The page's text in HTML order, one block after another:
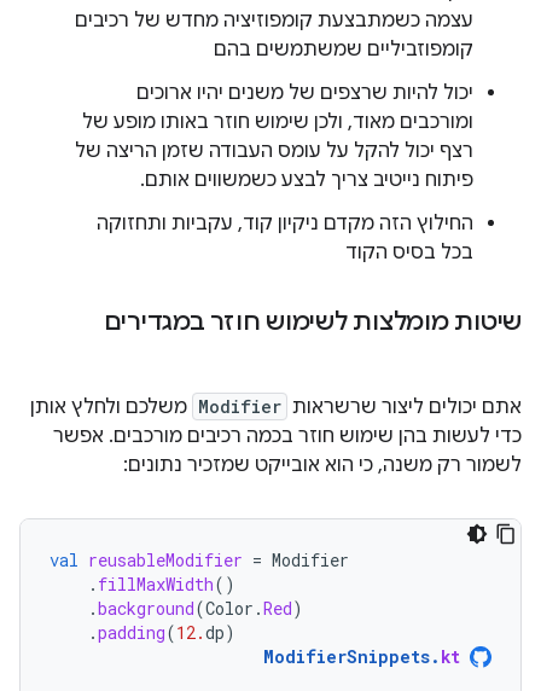
עצמה כשמתבצעת קומפוזיציה מחדש של רכיבים
קומפוזביליים שמשתמשים בהם
יכול להיות שרצפים של משנים יהיו ארוכים
ומורכבים מאוד, ולכן שימוש חוזר באותו מופע של
רצף יכול להקל על עומס העבודה שזמן הריצה של
פיתוח נייטיב צריך לבצע כשמשווים אותם.
החילוץ הזה מקדם ניקיון קוד, עקביות ותחזוקה
בכל בסיס הקוד
שיטות מומלצות לשימוש חוזר במגדירים
אתם יכולים ליצור שרשראות Modifier משלכם ולחלץ אותן
כדי לעשות בהן שימוש חוזר בכמה רכיבים מורכבים. אפשר
לשמור רק משנה, כי הוא אובייקט שמזכיר נתונים:
val reusableModifier = Modifier
. fillMaxWidth()
.background(Color .Red)
.padding(12.dp)
ModifierSnippets. kt